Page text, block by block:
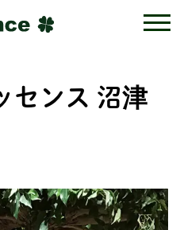
センス 沼津